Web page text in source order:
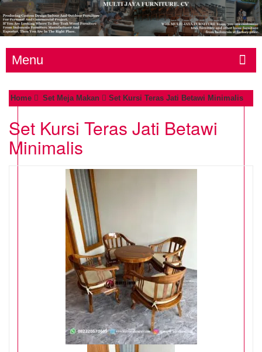
Menu
Home Set Meja Makan Set Kursi Teras Jati Betawi Minimalis
Set Kursi Teras Jati Betawi
Minimalis